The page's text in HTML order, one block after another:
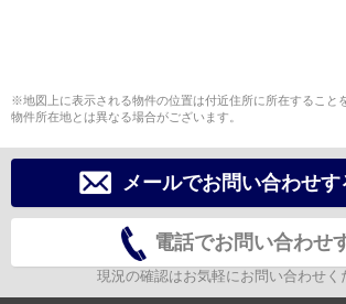
※地図上に表示される物件の位置は付近住所に所在すること
物件所在地とは異なる場合がございます。
メールでお問い合わせす
電話でお問い合わせ
現況の確認はお気軽にお問い合わせく